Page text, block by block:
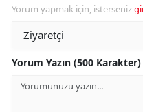
Yorum yapmak için, isterseniz
Yorum Yazın (500 Karakter)